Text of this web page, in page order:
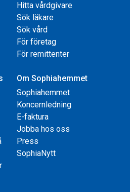
Hitta vårdgivare
Sök läkare
Sök vård
För företag
För remittenter
Om Sophiahemmet
Sophiahemmet
Koncernledning
E-faktura
Jobba hos oss
Press
SophiaNytt